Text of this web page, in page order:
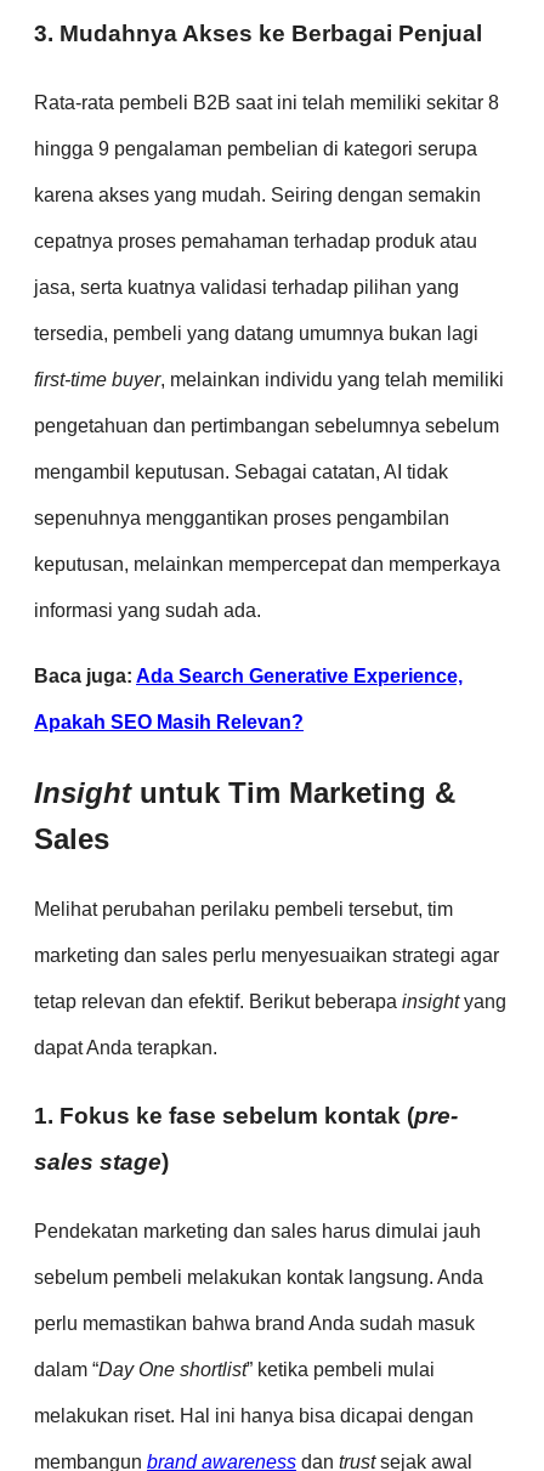
3. Mudahnya Akses ke Berbagai Penjual
Rata-rata pembeli B2B saat ini telah memiliki sekitar 8
hingga 9 pengalaman pembelian di kategori serupa
karena akses yang mudah. Seiring dengan semakin
cepatnya proses pemahaman terhadap produk atau
jasa, serta kuatnya validasi terhadap pilihan yang
tersedia, pembeli yang datang umumnya bukan lagi
first-time buyer, melainkan individu yang telah memiliki
pengetahuan dan pertimbangan sebelumnya sebelum
mengambil keputusan. Sebagai catatan, AI tidak
sepenuhnya menggantikan proses pengambilan
keputusan, melainkan mempercepat dan memperkaya
informasi yang sudah ada.
Baca juga: Ada Search Generative Experience,
Apakah SEO Masih Relevan?
Insight untuk Tim Marketing &
Sales
Melihat perubahan perilaku pembeli tersebut, tim
marketing dan sales perlu menyesuaikan strategi agar
tetap relevan dan efektif. Berikut beberapa insightyang
dapat Anda terapkan.
1. Fokus ke fase sebelum kontak (pre-
sales stage)
Pendekatan marketing dan sales harus dimulai jauh
sebelum pembeli melakukan kontak langsung. Anda
perlu memastikan bahwa brand Anda sudah masuk
dalam “Day One shortlist” ketika pembeli mulai
melakukan riset. Hal ini hanya bisa dicapai dengan
membangun brand awareness dan trustsejak awal